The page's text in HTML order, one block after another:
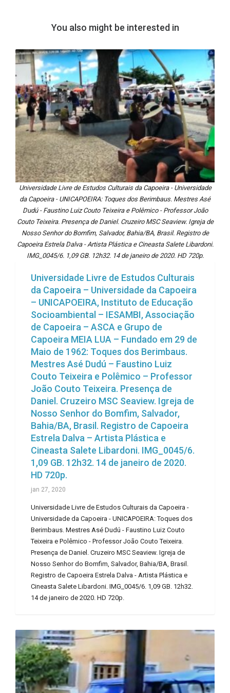
You also might be interested in
Universidade Livre de Estudos Culturais da Capoeira - Universidade
da Capoeira - UNICAPOEIRA: Toques dos Berimbaus. Mestres Asé
Dudú - Faustino Luiz Couto Teixeira e Polêmico - Professor João
Couto Teixeira. Presença de Daniel. Cruzeiro MSC Seaview. Igreja de
Nosso Senhor do Bomfim, Salvador, Bahia/BA, Brasil. Registro de
Capoeira Estrela Dalva - Artista Plástica e Cineasta Salete Libardoni.
IMG_0045/6. 1,09 GB. 12h32. 14 de janeiro de 2020. HD 720p.
Universidade Livre de Estudos Culturais
da Capoeira – Universidade da Capoeira
– UNICAPOEIRA, Instituto de Educação
Socioambiental – IESAMBI, Associação
de Capoeira – ASCA e Grupo de
Capoeira MEIA LUA – Fundado em 29 de
Maio de 1962: Toques dos Berimbaus.
Mestres Asé Dudú – Faustino Luiz
Couto Teixeira e Polêmico – Professor
João Couto Teixeira. Presença de
Daniel. Cruzeiro MSC Seaview. Igreja de
Nosso Senhor do Bomfim, Salvador,
Bahia/BA, Brasil. Registro de Capoeira
Estrela Dalva – Artista Plástica e
Cineasta Salete Libardoni. IMG_0045/6.
1,09 GB. 12h32. 14 de janeiro de 2020.
HD 720p.
jan 27, 2020
Universidade Livre de Estudos Culturais da Capoeira -
Universidade da Capoeira - UNICAPOEIRA: Toques dos
Berimbaus. Mestres Asé Dudú - Faustino Luiz Couto
Teixeira e Polêmico - Professor João Couto Teixeira.
Presença de Daniel. Cruzeiro MSC Seaview. Igreja de
Nosso Senhor do Bomfim, Salvador, Bahia/BA, Brasil.
Registro de Capoeira Estrela Dalva - Artista Plástica e
Cineasta Salete Libardoni. IMG_0045/6. 1,09 GB. 12h32.
14 de janeiro de 2020. HD 720p.